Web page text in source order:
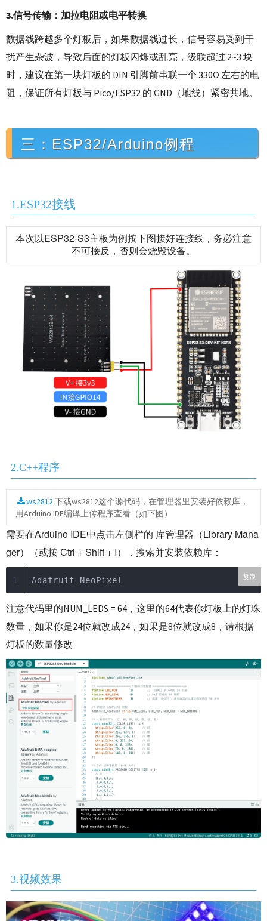
3.信号传输：加拉电阻或电平转换
数据线跨越多个灯板后，如果数据线过长，信号容易受到干
扰产生杂波，导致后面的灯板闪烁或乱亮，级联超过 2~3 块
时，建议在第一块灯板的 DIN 引脚前串联一个 330Ω 左右的电
阻， 保证所有灯板与 Pico/ESP32 的 GND（地线）紧密共地。
三：ESP32/Arduino例程
1.ESP32接线
本次以ESP32-S3主板为例按下图接好连接线，务必注意
不可接反，否则会烧毁设备。
2.C++程序
ws2812 下载ws2812这个源代码，在管理器里安装好依赖库，
用Arduino IDE编译上传程序查看（如下图）
需要在Arduino IDE中点击左侧栏的 库管理器（Library Mana
ger）（或按 Ctrl + Shift + I），搜索并安装依赖库：
Adafruit NeoPixel 复制
注意代码里的NUM_LEDS = 64，这里的64代表你灯板上的灯珠
数量，如果你是24位就改成24，如果是8位就改成8，请根据
灯板的数量修改
3.视频效果